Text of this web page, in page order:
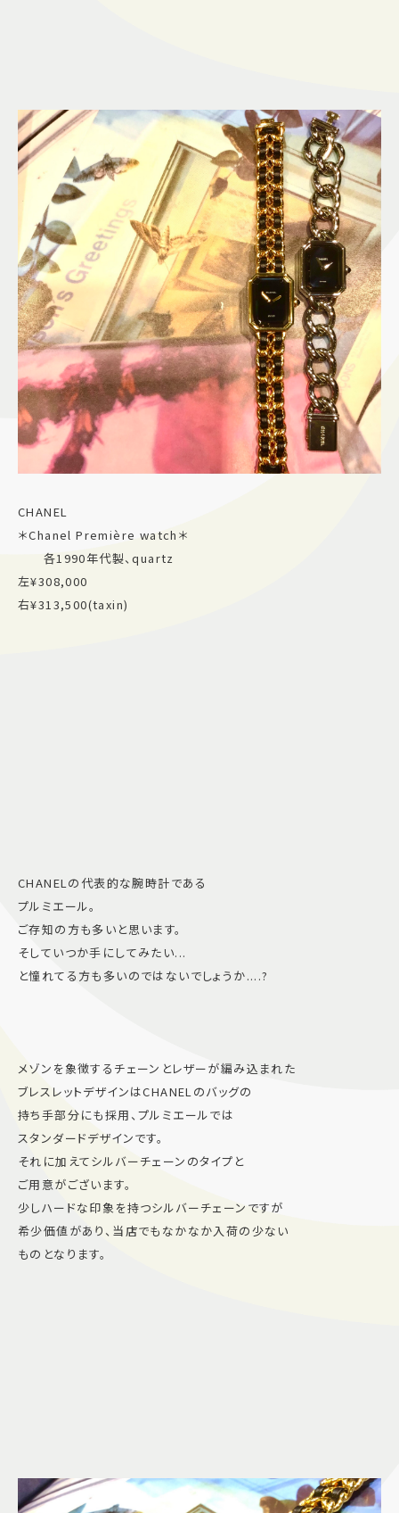
CHANEL
＊Chanel Première watch＊
各1990年代製、quartz
左¥308,000
右¥313,500(taxin)
CHANELの代表的な腕時計である
プルミエール。
ご存知の方も多いと思います。
そしていつか手にしてみたい...
と憧れてる方も多いのではないでしょうか....?
メゾンを象徴するチェーンとレザーが編み込まれた
ブレスレットデザインはCHANELのバッグの
持ち手部分にも採用、プルミエールでは
スタンダードデザインです。
それに加えてシルバーチェーンのタイプと
ご用意がございます。
少しハードな印象を持つシルバーチェーンですが
希少価値があり、当店でもなかなか入荷の少ない
ものとなります。